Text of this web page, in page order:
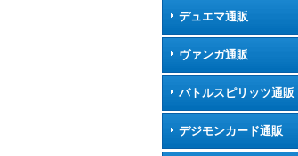
デュエマ通販
ヴァンガ通販
バトルスピリッツ通販
デジモンカード通販